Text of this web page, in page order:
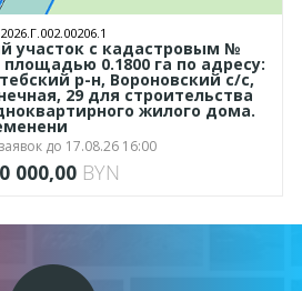
2026.Г.002.00206.1
участок с кадастровым №
площадью 0.1800 га по адресу:
р-н, Вороновский с/с,
29 для строительства
жилого дома.
до 17.08.26 16:00
000,00 BYN